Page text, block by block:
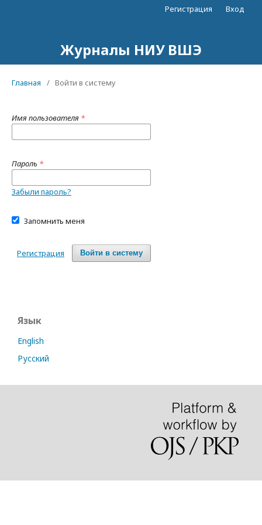
Журналы НИУ ВШЭ
Регистрация Вход
Главная / Войти в систему
Имя пользователя *
Пароль *
Забыли пароль?
Запомнить меня
Войти в систему
Регистрация
Язык
English
Русский